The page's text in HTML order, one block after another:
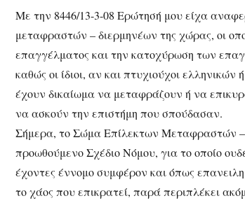
Με την 8446/13-3-08 Ερώτησή μου είχα
μεταφραστών – διερμηνέων της χώρας, οι
επαγγέλματος και την κατοχύρωση των
καθώς οι ίδιοι, αν και πτυχιούχοι
έχουν δικαίωμα να μεταφράζουν ή να
να ασκούν την επιστήμη που σπούδασαν.
Σήμερα, το Σώμα Επίλεκτων Μεταφραστών –
προωθούμενο Σχέδιο Νόμου, για το οποίο
έχοντες έννομο συμφέρον και όπως
το χάος που επικρατεί, παρά περιπλέκει